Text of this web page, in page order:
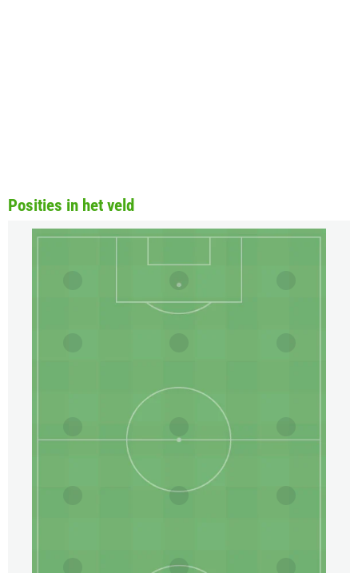
Posities in het veld